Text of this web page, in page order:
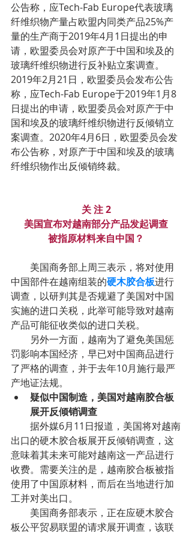
公告称，应Tech-Fab Europe代表玻璃
纤维织物产量占欧盟内同类产品25%产
量的生产商于2019年4月1日提出的申
请，欧盟委员会对原产于中国和埃及的
玻璃纤维织物进行反补贴立案调查。
2019年2月21日，欧盟委员会发布公告
称，应Tech-Fab Europe于2019年1月8
日提出的申请，欧盟委员会对原产于中
国和埃及的玻璃纤维织物进行反倾销立
案调查。2020年4月6日，欧盟委员会发
布公告称，对原产于中国和埃及的玻璃
纤维织物作出反倾销终裁。
关 注 2
美国宣布对越南部分产品发起调查
被指原材料来自中国？
中国部件在越南组装的硬木胶合板进行
调查，以研判其是否规避了美国对中国
实施的进口关税，此举可能导致对越南
产品可能征收类似的进口关税。
罚影响本国经济，早已对中国商品进行
了严格的调查，并于去年10月施行最严
产地证法规。
疑似中国制造，美国对越南胶合板
展开反倾销调查
出口的硬木胶合板展开反倾销调查，这
意味着其未来可能对越南这一产品进行
收费。需要关注的是，越南胶合板被指
使用了中国原材料，而后在当地进行加
工并对美出口。
板公平贸易联盟的请求展开调查，该联